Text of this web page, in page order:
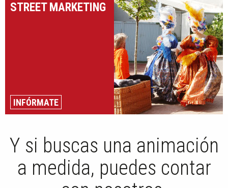
STREET MARKETING
INFÓRMATE
Y si buscas una animación
a medida, puedes contar